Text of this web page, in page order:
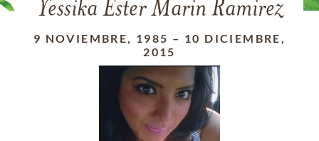
Yessika Ester Marin Ramirez
9 NOVIEMBRE, 1985 – 10 DICIEMBRE,
2015